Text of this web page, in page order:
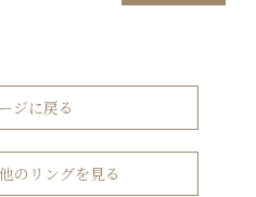
ジに戻る
のリングを見る